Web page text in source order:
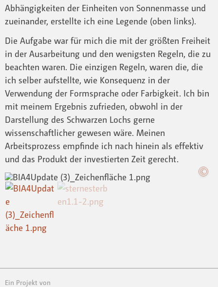
Abhängigkeiten der Einheiten von Sonnenmasse und
zueinander, erstellte ich eine Legende (oben links).
Die Aufgabe war für mich die mit der größten Freiheit
in der Ausarbeitung und den wenigsten Regeln, die zu
beachten waren. Die einzigen Regeln, waren die, die
ich selber aufstellte, wie Konsequenz in der
Verwendung der Formsprache oder Farbigkeit. Ich bin
mit meinem Ergebnis zufrieden, obwohl in der
Darstellung des Schwarzen Lochs gerne
wissenschaftlicher gewesen wäre. Meinen
Arbeitsprozess empfinde ich nach hinein als effektiv
und das Produkt der investierten Zeit gerecht.
Ein Projekt von